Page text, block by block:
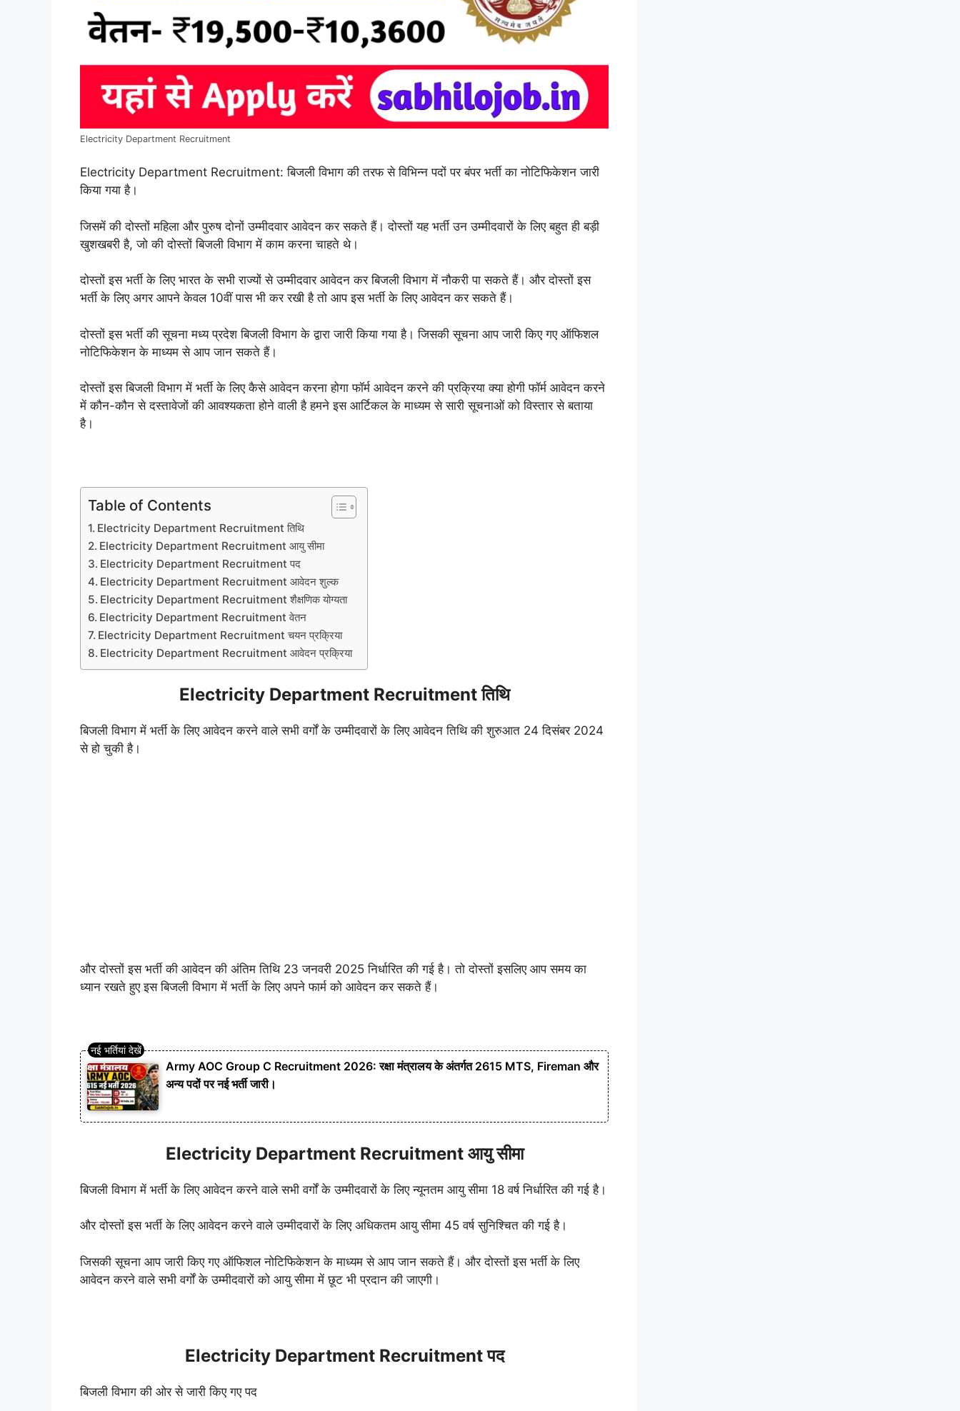
Electricity Department Recruitment
Electricity Department Recruitment: बिजली विभाग की तरफ से विभिन्न पदों पर बंपर भर्ती का नोटिफिकेशन जारी
किया गया है।
जिसमें की दोस्तों महिला और पुरुष दोनों उम्मीदवार आवेदन कर सकते हैं। दोस्तों यह भर्ती उन उम्मीदवारों के लिए बहुत ही बड़ी
खुशखबरी है, जो की दोस्तों बिजली विभाग में काम करना चाहते थे।
दोस्तों इस भर्ती के लिए भारत के सभी राज्यों से उम्मीदवार आवेदन कर बिजली विभाग में नौकरी पा सकते हैं। और दोस्तों इस
भर्ती के लिए अगर आपने केवल 10वीं पास भी कर रखी है तो आप इस भर्ती के लिए आवेदन कर सकते हैं।
दोस्तों इस भर्ती की सूचना मध्य प्रदेश बिजली विभाग के द्वारा जारी किया गया है। जिसकी सूचना आप जारी किए गए ऑफिशल
नोटिफिकेशन के माध्यम से आप जान सकते हैं।
दोस्तों इस बिजली विभाग में भर्ती के लिए कैसे आवेदन करना होगा फॉर्म आवेदन करने की प्रक्रिया क्या होगी फॉर्म आवेदन करने
में कौन-कौन से दस्तावेजों की आवश्यकता होने वाली है हमने इस आर्टिकल के माध्यम से सारी सूचनाओं को विस्तार से बताया
है।
Table of Contents
Electricity Department Recruitment तिथि
Electricity Department Recruitment आयु सीमा
Electricity Department Recruitment पद
Electricity Department Recruitment आवेदन शुल्क
Electricity Department Recruitment शैक्षणिक योग्यता
Electricity Department Recruitment वेतन
Electricity Department Recruitment चयन प्रक्रिया
Electricity Department Recruitment आवेदन प्रक्रिया
Electricity Department Recruitment तिथि
बिजली विभाग में भर्ती के लिए आवेदन करने वाले सभी वर्गों के उम्मीदवारों के लिए आवेदन तिथि की शुरुआत 24 दिसंबर 2024
से हो चुकी है।
और दोस्तों इस भर्ती की आवेदन की अंतिम तिथि 23 जनवरी 2025 निर्धारित की गई है। तो दोस्तों इसलिए आप समय का
ध्यान रखते हुए इस बिजली विभाग में भर्ती के लिए अपने फार्म को आवेदन कर सकते हैं।
Army AOC Group C Recruitment 2026: रक्षा मंत्रालय के अंतर्गत 2615 MTS, Fireman और
अन्य पदों पर नई भर्ती जारी।
Electricity Department Recruitment आयु सीमा
बिजली विभाग में भर्ती के लिए आवेदन करने वाले सभी वर्गों के उम्मीदवारों के लिए न्यूनतम आयु सीमा 18 वर्ष निर्धारित की गई है।
और दोस्तों इस भर्ती के लिए आवेदन करने वाले उम्मीदवारों के लिए अधिकतम आयु सीमा 45 वर्ष सुनिश्चित की गई है।
जिसकी सूचना आप जारी किए गए ऑफिशल नोटिफिकेशन के माध्यम से आप जान सकते हैं। और दोस्तों इस भर्ती के लिए
आवेदन करने वाले सभी वर्गों के उम्मीदवारों को आयु सीमा में छूट भी प्रदान की जाएगी।
Electricity Department Recruitment पद
बिजली विभाग की ओर से जारी किए गए पद